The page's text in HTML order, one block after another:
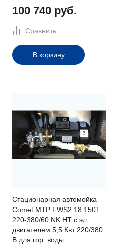
100 740 руб.
Сравнить
В корзину
Стационарная автомойка
Comet MTP FWS2 18.150T
220-380/60 NK HT с эл.
двигателем 5,5 Квт 220/380
В для гор. воды